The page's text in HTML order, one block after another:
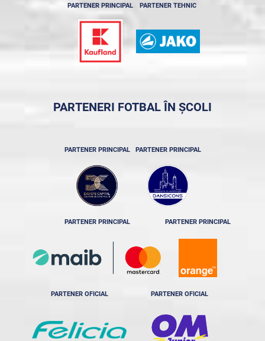
PARTENER PRINCIPAL PARTENER TEHNIC
PARTENERI FOTBAL ÎN ȘCOLI
PARTENER PRINCIPAL PARTENER PRINCIPAL
PARTENER PRINCIPAL PARTENER PRINCIPAL
PARTENER OFICIAL PARTENER OFICIAL